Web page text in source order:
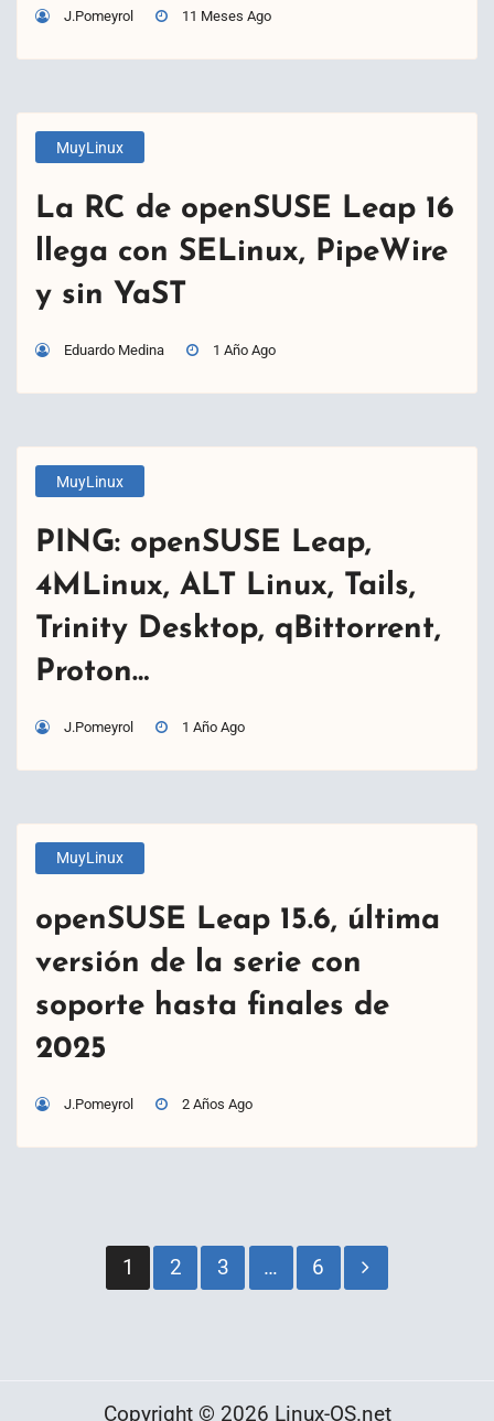
J.Pomeyrol 11 Meses Ago
MuyLinux
La RC de openSUSE Leap 16
llega con SELinux, PipeWire
y sin YaST
Eduardo Medina 1 Año Ago
MuyLinux
PING: openSUSE Leap,
4MLinux, ALT Linux, Tails,
Trinity Desktop, qBittorrent,
Proton…
J.Pomeyrol 1 Año Ago
MuyLinux
openSUSE Leap 15.6, última
versión de la serie con
soporte hasta finales de
2025
J.Pomeyrol 2 Años Ago
Paginación
de
1 2 3 … 6
Copyright © 2026 Linux-OS.net